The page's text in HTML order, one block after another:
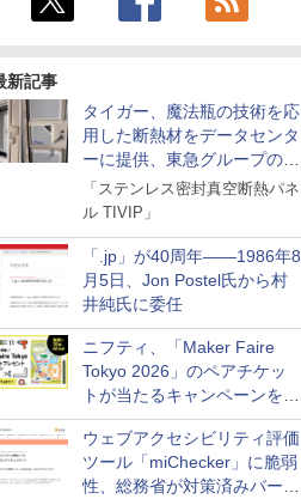
新記事
タイガー、魔法瓶の技術を応
用した断熱材をデータセンタ
ーに提供、東急グループの実
証実験で
「ステンレス密封真空断熱パネ
ル TIVIP」
「.jp」が40周年――1986年8
月5日、Jon Postel氏から村
井純氏に委任
ニフティ、「Maker Faire
Tokyo 2026」のペアチケッ
トが当たるキャンペーンをX
で実施。8月16日まで
ウェブアクセシビリティ評価
ツール「miChecker」に脆弱
性、総務省が対策済みバージ